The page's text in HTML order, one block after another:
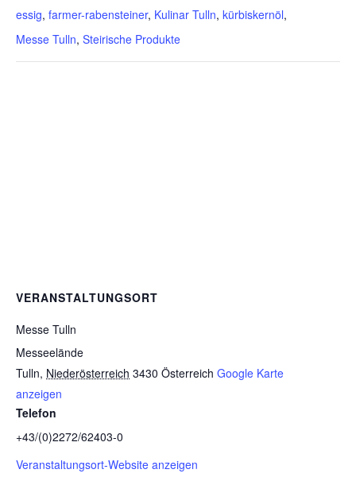
essig, farmer-rabensteiner, Kulinar Tulln, kürbiskernöl,
Messe Tulln, Steirische Produkte
VERANSTALTUNGSORT
Messe Tulln
Messeelände
Tulln, Niederösterreich 3430 Österreich Google Karte
anzeigen
Telefon
+43/(0)2272/62403-0
Veranstaltungsort-Website anzeigen